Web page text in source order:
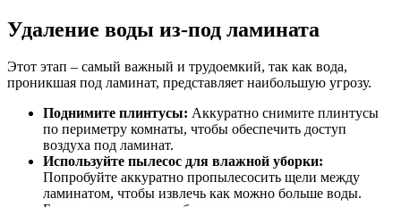
Удаление воды из-под ламината
Этот этап – самый важный и трудоемкий, так как вода,
проникшая под ламинат, представляет наибольшую угрозу.
Поднимите плинтусы: Аккуратно снимите плинтусы
по периметру комнаты, чтобы обеспечить доступ
воздуха под ламинат.
Используйте пылесос для влажной уборки:
Попробуйте аккуратно пропылесосить щели между
ламинатом, чтобы извлечь как можно больше воды.